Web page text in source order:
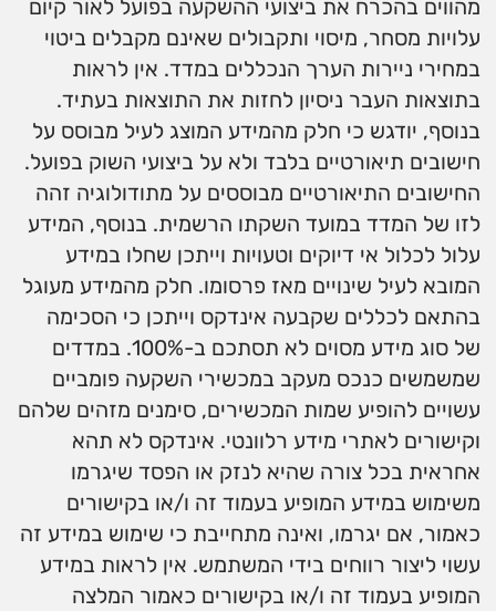
מהווים בהכרח את ביצועי ההשקעה בפועל לאור קיום
עלויות מסחר, מיסוי ותקבולים שאינם מקבלים ביטוי
במחירי ניירות הערך הנכללים במדד. אין לראות
בתוצאות העבר ניסיון לחזות את התוצאות בעתיד.
בנוסף, יודגש כי חלק מהמידע המוצג לעיל מבוסס על
חישובים תיאורטיים בלבד ולא על ביצועי השוק בפועל.
החישובים התיאורטיים מבוססים על מתודולוגיה זהה
לזו של המדד במועד השקתו הרשמית. בנוסף, המידע
עלול לכלול אי דיוקים וטעויות וייתכן שחלו במידע
המובא לעיל שינויים מאז פרסומו. חלק מהמידע מעוגל
בהתאם לכללים שקבעה אינדקס וייתכן כי הסכימה
של סוג מידע מסוים לא תסתכם ב-100%. במדדים
שמשמשים כנכס מעקב במכשירי השקעה פומביים
עשויים להופיע שמות המכשירים, סימנים מזהים שלהם
וקישורים לאתרי מידע רלוונטי. אינדקס לא תהא
אחראית בכל צורה שהיא לנזק או הפסד שיגרמו
משימוש במידע המופיע בעמוד זה ו/או בקישורים
כאמור, אם יגרמו, ואינה מתחייבת כי שימוש במידע זה
עשוי ליצור רווחים בידי המשתמש. אין לראות במידע
המופיע בעמוד זה ו/או בקישורים כאמור המלצה